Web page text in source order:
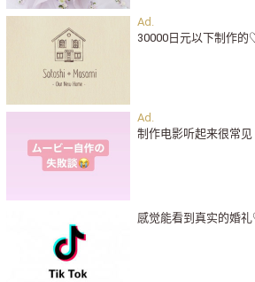
30000日元以下制作
制作电影听起来很常
感觉能看到真实的婚